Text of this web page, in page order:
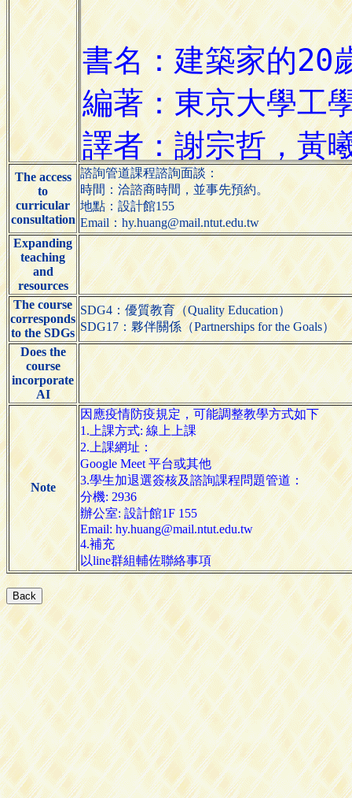
The access
to
curricular
consultation
諮詢管道課程諮詢面談：
時間：洽諮商時間，並事先預約。
地點：設計館155
Email：hy.huang@mail.ntut.edu.tw
Expanding
teaching
and
resources
The course
corresponds
to the SDGs
SDG4：優質教育（Quality Education）
SDG17：夥伴關係（Partnerships for the Goals）
Does the
course
incorporate
AI
Note
因應疫情防疫規定，可能調整教學方式如下
1.上課方式: 線上上課
2.上課網址：
Google Meet 平台或其他
3.學生加退選簽核及諮詢課程問題管道：
分機: 2936
辦公室: 設計館1F 155
Email: hy.huang@mail.ntut.edu.tw
4.補充
以line群組輔佐聯絡事項